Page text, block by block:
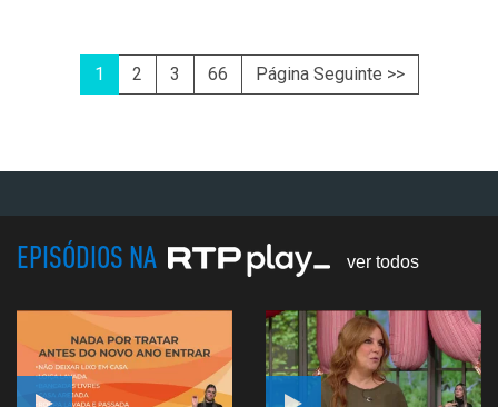
1 2 3 66 Página Seguinte >>
EPISÓDIOS NA ver todos